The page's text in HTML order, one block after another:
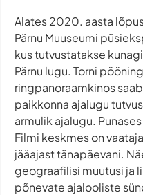
Alates 2020. aasta
Pärnu Muuseumi
kus tutvustatakse
Pärnu lugu. Torni
ringpanoraamkinos
paikkonna ajalugu
armulik ajalugu.
Filmi keskmes on
jääajast tänapäevani.
geograafilisi muutusi ja
põnevate ajalooliste